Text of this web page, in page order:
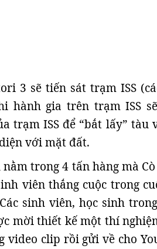
3 sẽ tiến sát trạm ISS
hành gia trên trạm ISS
trạm ISS để “bắt lấy” tàu
với mặt đất.
trong 4 tấn hàng mà
viên thắng cuộc trong
sinh viên, học sinh
mời thiết kế một thí
video clip rồi gửi về cho